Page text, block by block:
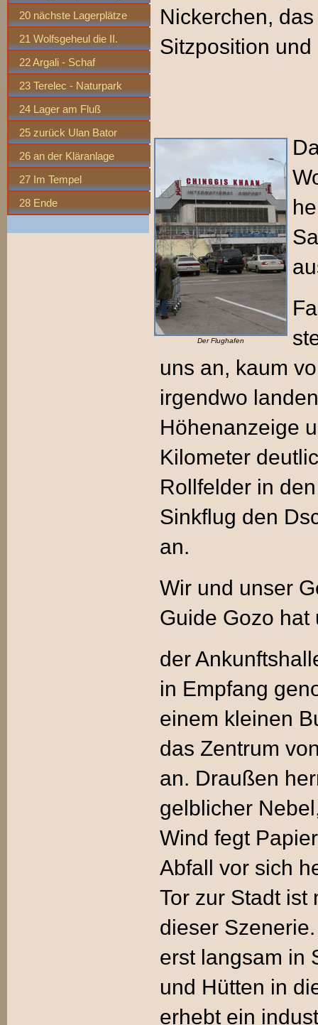
20 nächste Lagerplätze
21 Wolfsgeheul die II.
22 Argali - Schaf
23 Terelec - Naturpark
24 Lager am Fluß
25 zurück Ulan Bator
26 an der Kläranlage
27 Im Tempel
28 Ende
Nickerchen,
Sitzposition und
Der Flughafen
uns an, kaum
irgendwo
Höhenanzeige
Kilometer
Rollfelder in
Sinkflug den
an.
Wir und unser
Guide Gozo hat
der
in Empfang
einem kleinen
das Zentrum
an. Draußen
gelblicher
Wind fegt
Abfall vor sich
Tor zur Stadt ist
dieser
erst langsam in
und Hütten in
erhebt ein